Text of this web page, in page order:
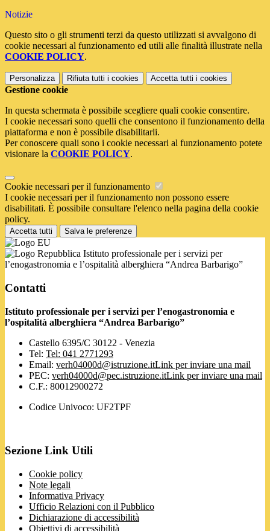
Notizie
Questo sito o gli strumenti terzi da questo utilizzati si avvalgono di
cookie necessari al funzionamento ed utili alle finalità illustrate nella
COOKIE POLICY.
Personalizza Rifiuta tutti i cookies Accetta tutti i cookies
Gestione cookie
In questa schermata è possibile scegliere quali cookie consentire.
I cookie necessari sono quelli che consentono il funzionamento della
piattaforma e non è possibile disabilitarli.
Per conoscere quali sono i cookie necessari al funzionamento potete
visionare la COOKIE POLICY.
Cookie necessari per il funzionamento
I cookie necessari per il funzionamento non possono essere
disabilitati. È possibile consultare l'elenco nella pagina della cookie
policy.
Accetta tutti Salva le preferenze
Istituto professionale per i servizi per
l’enogastronomia e l’ospitalità alberghiera “Andrea Barbarigo”
Contatti
Istituto professionale per i servizi per l’enogastronomia e
l’ospitalità alberghiera “Andrea Barbarigo”
Castello 6395/C 30122 - Venezia
Tel: Tel: 041 2771293
Email: verh04000d@istruzione.itLink per inviare una mail
PEC: verh04000d@pec.istruzione.itLink per inviare una mail
C.F.: 80012900272
Codice Univoco: UF2TPF
Sezione Link Utili
Cookie policy
Note legali
Informativa Privacy
Ufficio Relazioni con il Pubblico
Dichiarazione di accessibilità
Obiettivi di accessibilità